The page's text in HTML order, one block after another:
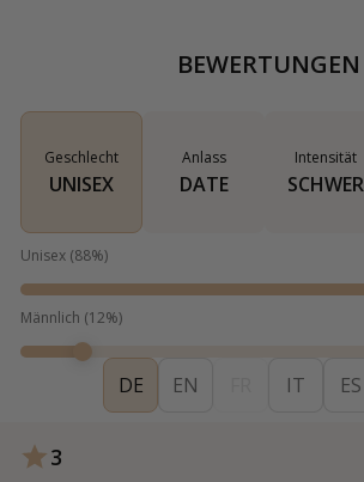
BEWERTUNGEN
Geschlecht
UNISEX
Anlass
DATE
Intensität
SCHWER
Unisex (88%)
Männlich (12%)
DE EN IT ES
3